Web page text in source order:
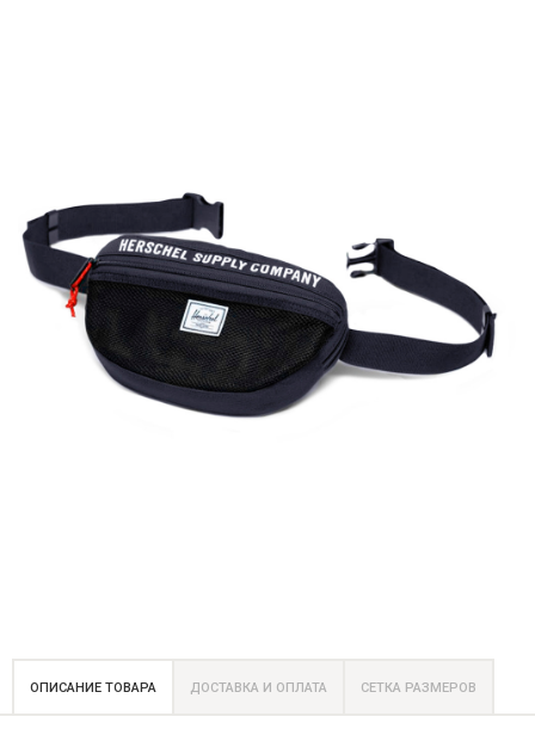
ОПИСАНИЕ ТОВАРА ДОСТАВКА И ОПЛАТА СЕТКА РАЗМЕРОВ